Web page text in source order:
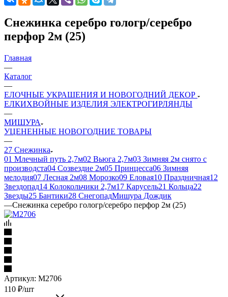
Снежинка серебро гологр/серебро
перфор 2м (25)
Главная
—
Каталог
—
ЕЛОЧНЫЕ УКРАШЕНИЯ И НОВОГОДНИЙ ДЕКОР
ЕЛКИХВОЙНЫЕ ИЗДЕЛИЯ ЭЛЕКТРОГИРЛЯНДЫ
—
МИШУРА
УЦЕНЕННЫЕ НОВОГОДНИЕ ТОВАРЫ
—
27 Снежинка
01 Млечный путь 2,7м02 Вьюга 2,7м03 Зимняя 2м снято с
производста04 Созвездие 2м05 Принцесса06 Зимняя
мелодия07 Лесная 2м08 Морозко09 Еловая10 Праздничная12
Звездопад14 Колокольчики 2,7м17 Карусель21 Кольца22
Звезды25 Бантики28 СнегопадМишура Дождик
—Снежинка серебро гологр/серебро перфор 2м (25)
Артикул: М2706
110 ₽/шт